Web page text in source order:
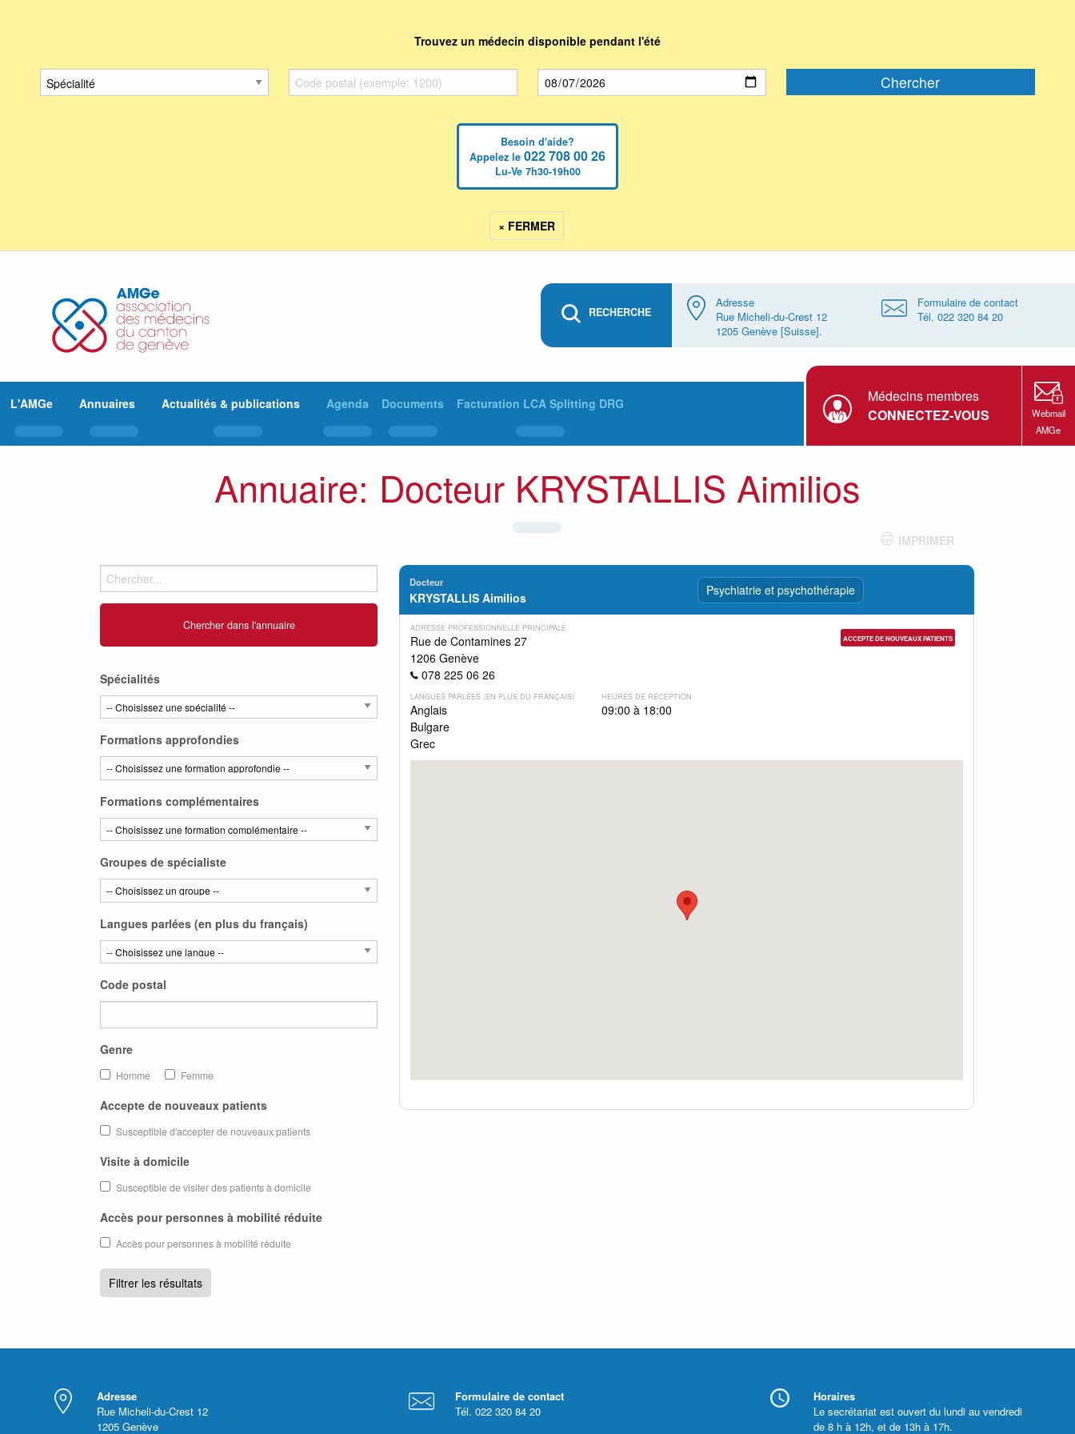
Trouvez un médecin disponible pendant l'été
Besoin d'aide?
Appelez le 022 708 00 26
Lu-Ve 7h30-19h00
× FERMER
RECHERCHE
Adresse
Rue Micheli-du-Crest 12
1205 Genève [Suisse].
Formulaire de contact
Tél. 022 320 84 20
L'AMGe Annuaires Actualités & publications Agenda Documents Facturation LCA Splitting DRG
Médecins membres
CONNECTEZ-VOUS
Webmail
AMGe
Annuaire: Docteur KRYSTALLIS Aimilios
Spécialités
Formations approfondies
Formations complémentaires
Groupes de spécialiste
Langues parlées (en plus du français)
Code postal
Genre
Homme Femme
Accepte de nouveaux patients
Susceptible d'accepter de nouveaux patients
Visite à domicile
Susceptible de visiter des patients à domicile
Accès pour personnes à mobilité réduite
Accès pour personnes à mobilité réduite
IMPRIMER
Docteur
KRYSTALLIS Aimilios Psychiatrie et psychothérapie
ADRESSE PROFESSIONNELLE PRINCIPALE
Rue de Contamines 27
1206 Genève
078 225 06 26
ACCEPTE DE NOUVEAUX PATIENTS
LANGUES PARLÉES (EN PLUS DU FRANÇAIS)
Anglais
Bulgare
Grec
HEURES DE RÉCEPTION
09:00 à 18:00
Adresse
Rue Micheli-du-Crest 12
1205 Genève
Formulaire de contact
Tél. 022 320 84 20
Horaires
Le secrétariat est ouvert du lundi au vendredi
de 8 h à 12h, et de 13h à 17h.